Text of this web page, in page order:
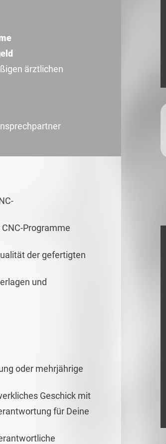
ärztlichen
Programme
der gefertigten
und
oder mehrjährige
Geschick mit
für Deine